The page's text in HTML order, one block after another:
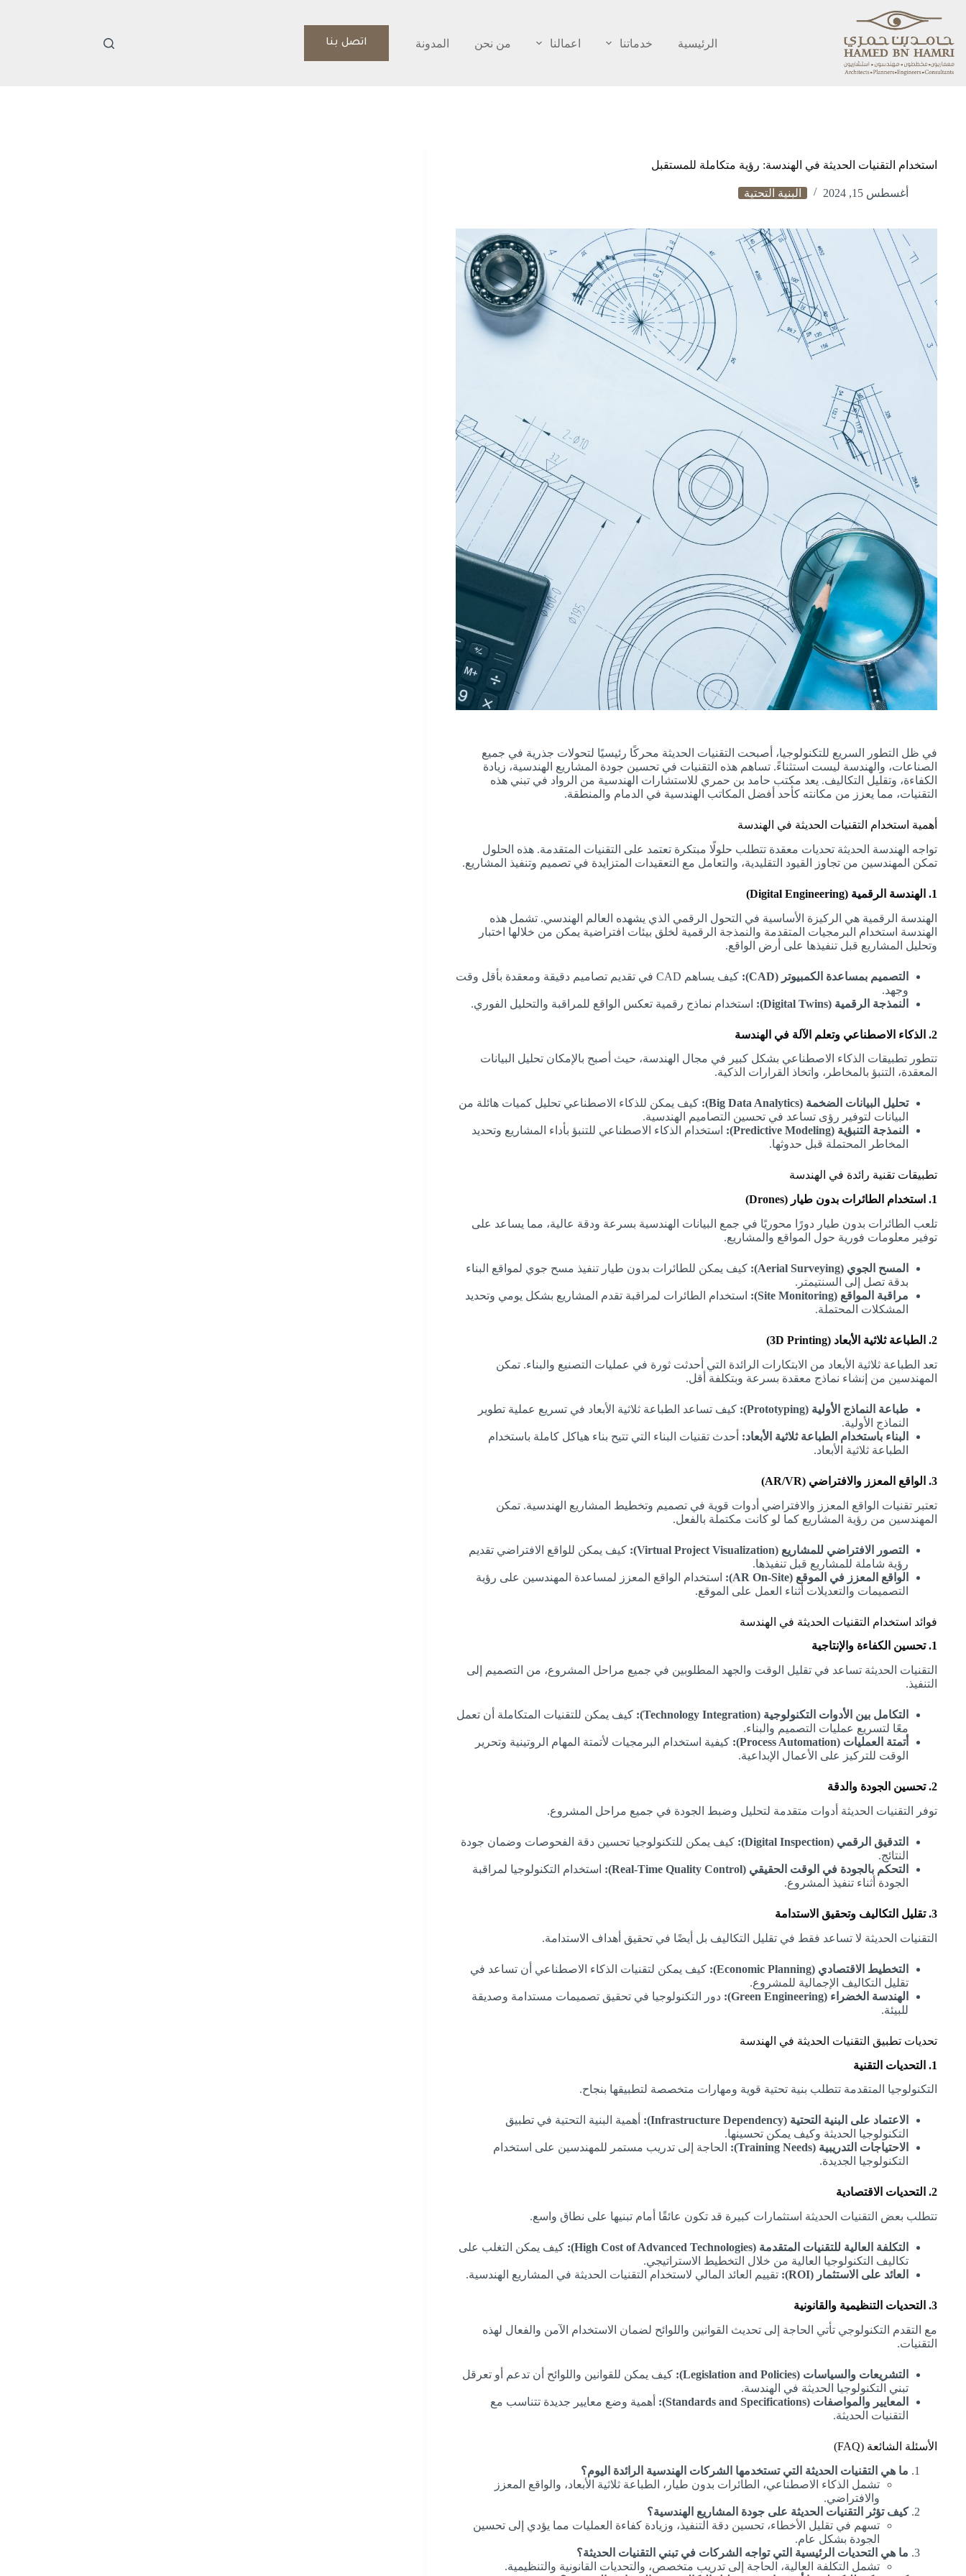
الرئيسية خدماتنا اعمالنا من نحن المدونة اتصل بنا
استخدام التقنيات الحديثة في الهندسة: رؤية متكاملة للمستقبل
أغسطس 15, 2024 البنية التحتية
في ظل التطور السريع للتكنولوجيا، أصبحت التقنيات الحديثة محركًا رئيسيًا لتحولات جذرية في جميع
الصناعات، والهندسة ليست استثناءً. تساهم هذه التقنيات في تحسين جودة المشاريع الهندسية، زيادة
الكفاءة، وتقليل التكاليف. يعد مكتب حامد بن حمري للاستشارات الهندسية من الرواد في تبني هذه
التقنيات، مما يعزز من مكانته كأحد أفضل المكاتب الهندسية في الدمام والمنطقة.
أهمية استخدام التقنيات الحديثة في الهندسة
تواجه الهندسة الحديثة تحديات معقدة تتطلب حلولًا مبتكرة تعتمد على التقنيات المتقدمة. هذه الحلول
تمكن المهندسين من تجاوز القيود التقليدية، والتعامل مع التعقيدات المتزايدة في تصميم وتنفيذ المشاريع.
1. الهندسة الرقمية (Digital Engineering)
الهندسة الرقمية هي الركيزة الأساسية في التحول الرقمي الذي يشهده العالم الهندسي. تشمل هذه
الهندسة استخدام البرمجيات المتقدمة والنمذجة الرقمية لخلق بيئات افتراضية يمكن من خلالها اختبار
وتحليل المشاريع قبل تنفيذها على أرض الواقع.
التصميم بمساعدة الكمبيوتر (CAD):
كيف يساهم CAD في تقديم تصاميم دقيقة ومعقدة بأقل وقت
وجهد.
النمذجة الرقمية (Digital Twins):
استخدام نماذج رقمية تعكس الواقع للمراقبة والتحليل الفوري.
2. الذكاء الاصطناعي وتعلم الآلة في الهندسة
تتطور تطبيقات الذكاء الاصطناعي بشكل كبير في مجال الهندسة، حيث أصبح بالإمكان تحليل البيانات
المعقدة، التنبؤ بالمخاطر، واتخاذ القرارات الذكية.
تحليل البيانات الضخمة (Big Data Analytics):
كيف يمكن للذكاء الاصطناعي تحليل كميات هائلة من
البيانات لتوفير رؤى تساعد في تحسين التصاميم الهندسية.
النمذجة التنبؤية (Predictive Modeling):
استخدام الذكاء الاصطناعي للتنبؤ بأداء المشاريع وتحديد
المخاطر المحتملة قبل حدوثها.
تطبيقات تقنية رائدة في الهندسة
1. استخدام الطائرات بدون طيار (Drones)
تلعب الطائرات بدون طيار دورًا محوريًا في جمع البيانات الهندسية بسرعة ودقة عالية، مما يساعد على
توفير معلومات فورية حول المواقع والمشاريع.
المسح الجوي (Aerial Surveying):
كيف يمكن للطائرات بدون طيار تنفيذ مسح جوي لمواقع البناء
بدقة تصل إلى السنتيمتر.
مراقبة المواقع (Site Monitoring):
استخدام الطائرات لمراقبة تقدم المشاريع بشكل يومي وتحديد
المشكلات المحتملة.
2. الطباعة ثلاثية الأبعاد (3D Printing)
تعد الطباعة ثلاثية الأبعاد من الابتكارات الرائدة التي أحدثت ثورة في عمليات التصنيع والبناء. تمكن
المهندسين من إنشاء نماذج معقدة بسرعة وبتكلفة أقل.
طباعة النماذج الأولية (Prototyping):
كيف تساعد الطباعة ثلاثية الأبعاد في تسريع عملية تطوير
النماذج الأولية.
البناء باستخدام الطباعة ثلاثية الأبعاد: أحدث تقنيات البناء التي تتيح بناء هياكل كاملة باستخدام
الطباعة ثلاثية الأبعاد.
3. الواقع المعزز والافتراضي (AR/VR)
تعتبر تقنيات الواقع المعزز والافتراضي أدوات قوية في تصميم وتخطيط المشاريع الهندسية. تمكن
المهندسين من رؤية المشاريع كما لو كانت مكتملة بالفعل.
التصور الافتراضي للمشاريع (Virtual Project Visualization):
كيف يمكن للواقع الافتراضي تقديم
رؤية شاملة للمشاريع قبل تنفيذها.
الواقع المعزز في الموقع (AR On-Site):
استخدام الواقع المعزز لمساعدة المهندسين على رؤية
التصميمات والتعديلات أثناء العمل على الموقع.
فوائد استخدام التقنيات الحديثة في الهندسة
1. تحسين الكفاءة والإنتاجية
التقنيات الحديثة تساعد في تقليل الوقت والجهد المطلوبين في جميع مراحل المشروع، من التصميم إلى
التنفيذ.
التكامل بين الأدوات التكنولوجية (Technology Integration):
كيف يمكن للتقنيات المتكاملة أن تعمل
معًا لتسريع عمليات التصميم والبناء.
أتمتة العمليات (Process Automation):
كيفية استخدام البرمجيات لأتمتة المهام الروتينية وتحرير
الوقت للتركيز على الأعمال الإبداعية.
2. تحسين الجودة والدقة
توفر التقنيات الحديثة أدوات متقدمة لتحليل وضبط الجودة في جميع مراحل المشروع.
التدقيق الرقمي (Digital Inspection):
كيف يمكن للتكنولوجيا تحسين دقة الفحوصات وضمان جودة
النتائج.
التحكم بالجودة في الوقت الحقيقي (Real-Time Quality Control):
استخدام التكنولوجيا لمراقبة
الجودة أثناء تنفيذ المشروع.
3. تقليل التكاليف وتحقيق الاستدامة
التقنيات الحديثة لا تساعد فقط في تقليل التكاليف بل أيضًا في تحقيق أهداف الاستدامة.
التخطيط الاقتصادي (Economic Planning):
كيف يمكن لتقنيات الذكاء الاصطناعي أن تساعد في
تقليل التكاليف الإجمالية للمشروع.
الهندسة الخضراء (Green Engineering):
دور التكنولوجيا في تحقيق تصميمات مستدامة وصديقة
للبيئة.
تحديات تطبيق التقنيات الحديثة في الهندسة
1. التحديات التقنية
التكنولوجيا المتقدمة تتطلب بنية تحتية قوية ومهارات متخصصة لتطبيقها بنجاح.
الاعتماد على البنية التحتية (Infrastructure Dependency):
أهمية البنية التحتية في تطبيق
التكنولوجيا الحديثة وكيف يمكن تحسينها.
الاحتياجات التدريبية (Training Needs):
الحاجة إلى تدريب مستمر للمهندسين على استخدام
التكنولوجيا الجديدة.
2. التحديات الاقتصادية
تتطلب بعض التقنيات الحديثة استثمارات كبيرة قد تكون عائقًا أمام تبنيها على نطاق واسع.
التكلفة العالية للتقنيات المتقدمة (High Cost of Advanced Technologies):
كيف يمكن التغلب على
تكاليف التكنولوجيا العالية من خلال التخطيط الاستراتيجي.
العائد على الاستثمار (ROI):
تقييم العائد المالي لاستخدام التقنيات الحديثة في المشاريع الهندسية.
3. التحديات التنظيمية والقانونية
مع التقدم التكنولوجي تأتي الحاجة إلى تحديث القوانين واللوائح لضمان الاستخدام الآمن والفعال لهذه
التقنيات.
التشريعات والسياسات (Legislation and Policies):
كيف يمكن للقوانين واللوائح أن تدعم أو تعرقل
تبني التكنولوجيا الحديثة في الهندسة.
المعايير والمواصفات (Standards and Specifications):
أهمية وضع معايير جديدة تتناسب مع
التقنيات الحديثة.
الأسئلة الشائعة (FAQ)
ما هي التقنيات الحديثة التي تستخدمها الشركات الهندسية الرائدة اليوم؟
تشمل الذكاء الاصطناعي، الطائرات بدون طيار، الطباعة ثلاثية الأبعاد، والواقع المعزز
والافتراضي.
كيف تؤثر التقنيات الحديثة على جودة المشاريع الهندسية؟
تسهم في تقليل الأخطاء، تحسين دقة التنفيذ، وزيادة كفاءة العمليات مما يؤدي إلى تحسين
الجودة بشكل عام.
ما هي التحديات الرئيسية التي تواجه الشركات في تبني التقنيات الحديثة؟
تشمل التكلفة العالية، الحاجة إلى تدريب متخصص، والتحديات القانونية والتنظيمية.